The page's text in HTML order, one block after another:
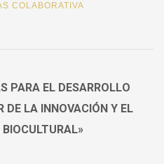
COLABORATIVA
PARA EL DESARROLLO
DE LA INNOVACIÓN Y EL